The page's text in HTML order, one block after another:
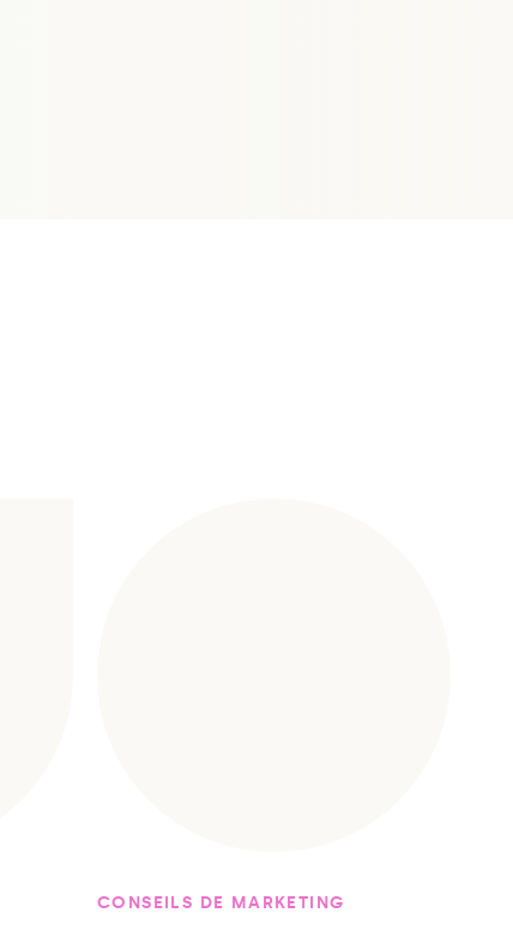
CONSEILS DE MARKETING